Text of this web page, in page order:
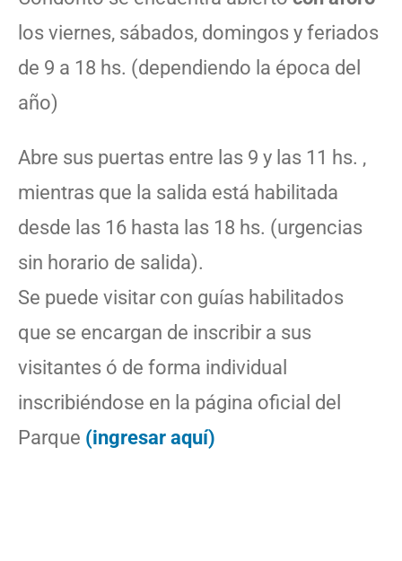
los viernes, sábados, domingos y feriados
de 9 a 18 hs. (dependiendo la época del
año)
Abre sus puertas entre las 9 y las 11 hs. ,
mientras que la salida está habilitada
desde las 16 hasta las 18 hs. (urgencias
sin horario de salida).
Se puede visitar con guías habilitados
que se encargan de inscribir a sus
visitantes ó de forma individual
inscribiéndose en la página oficial del
Parque (ingresar aquí)